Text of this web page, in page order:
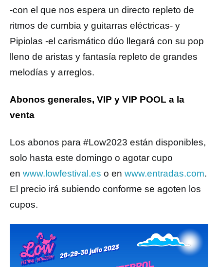
-con el que nos espera un directo repleto de
ritmos de cumbia y guitarras eléctricas- y
Pipiolas -el carismático dúo llegará con su pop
lleno de aristas y fantasía repleto de grandes
melodías y arreglos.
Abonos generales, VIP y VIP POOL a la
venta
Los abonos para #Low2023 están disponibles,
solo hasta este domingo o agotar cupo
en www.lowfestival.es o en www.entradas.com.
El precio irá subiendo conforme se agoten los
cupos.